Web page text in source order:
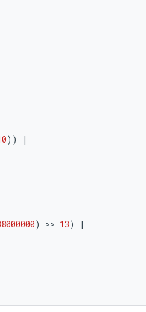
))
|
) >> 13)
|